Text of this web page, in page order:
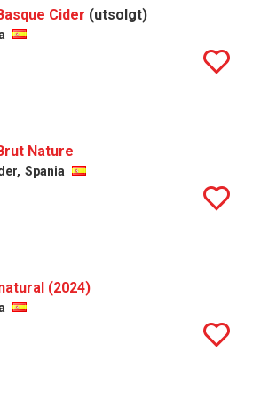
Cider (utsolgt)
Nature
Spania
(2024)